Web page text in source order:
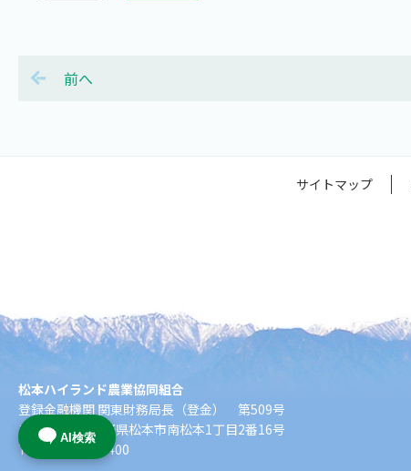
前へ
サイトマップ
松本ハイランド農業協同組合
登録金融機関 関東財務局長（登金） 第509号
〒390-8555 長野県松本市南松本1丁目2番16号
TEL:0263-26-1400
AI検索